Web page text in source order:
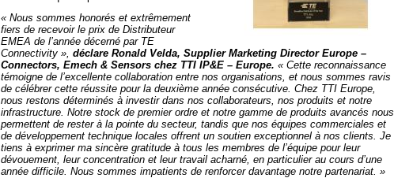
« Nous sommes honorés et extrêmement
fiers de recevoir le prix de Distributeur
EMEA de l’année décerné par TE
Connectivity », déclare Ronald Velda, Supplier Marketing Director Europe –
Connectors, Emech & Sensors chez TTI IP&E – Europe. « Cette reconnaissance
témoigne de l’excellente collaboration entre nos organisations, et nous sommes ravis
de célébrer cette réussite pour la deuxième année consécutive. Chez TTI Europe,
nous restons déterminés à investir dans nos collaborateurs, nos produits et notre
infrastructure. Notre stock de premier ordre et notre gamme de produits avancés nous
permettent de rester à la pointe du secteur, tandis que nos équipes commerciales et
de développement technique locales offrent un soutien exceptionnel à nos clients. Je
tiens à exprimer ma sincère gratitude à tous les membres de l’équipe pour leur
dévouement, leur concentration et leur travail acharné, en particulier au cours d’une
année difficile. Nous sommes impatients de renforcer davantage notre partenariat. »